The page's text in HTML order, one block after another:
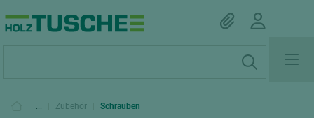
... Zubehör Schrauben